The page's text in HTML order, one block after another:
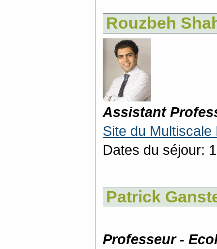
Rouzbeh
Assistant
Site du
Dates du séjour:
Patrick
Professeur -